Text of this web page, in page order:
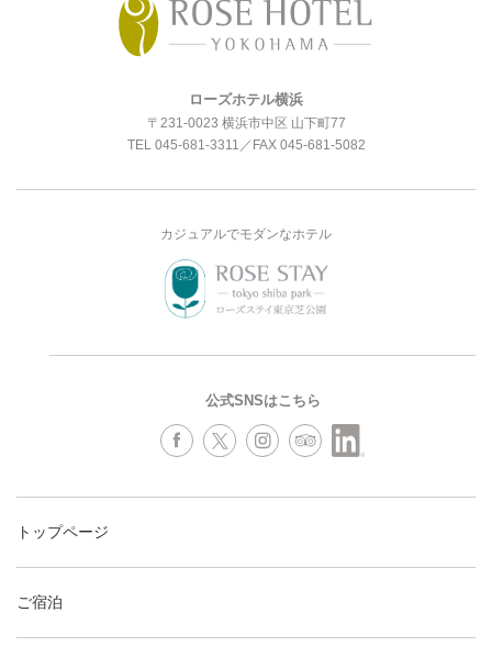
ローズホテル横浜
〒231-0023 横浜市中区 山下町77
TEL 045-681-3311 ／FAX 045-681-5082
カジュアルでモダンなホテル
公式SNSはこちら
トップページ
ご宿泊